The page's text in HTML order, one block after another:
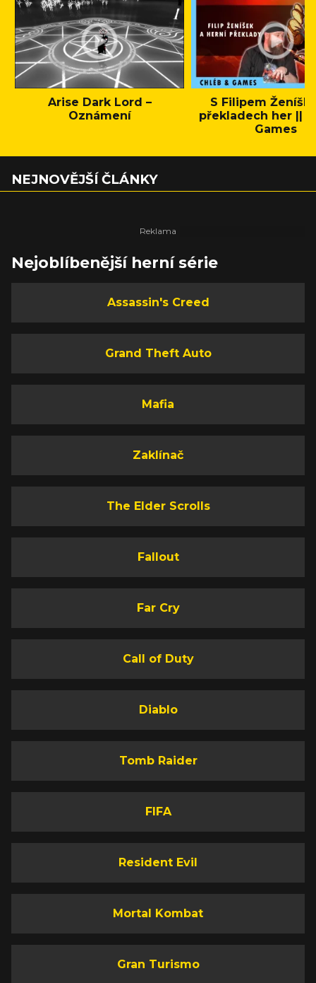
Arise Dark Lord –
Oznámení
S Filipem
překladech her ||
Games
NEJNOVĚJŠÍ ČLÁNKY
Nejoblíbenější herní série
Assassin's Creed
Grand Theft Auto
Mafia
Zaklínač
The Elder Scrolls
Fallout
Far Cry
Call of Duty
Diablo
Tomb Raider
FIFA
Resident Evil
Mortal Kombat
Gran Turismo